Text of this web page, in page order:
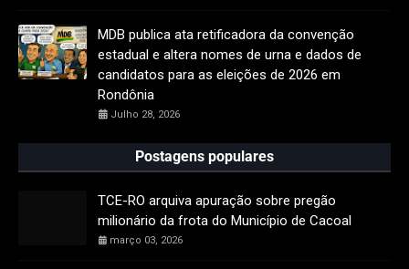
MDB publica ata retificadora da convenção
estadual e altera nomes de urna e dados de
candidatos para as eleições de 2026 em
Rondônia
Julho 28, 2026
Postagens populares
TCE-RO arquiva apuração sobre pregão
milionário da frota do Município de Cacoal
março 03, 2026